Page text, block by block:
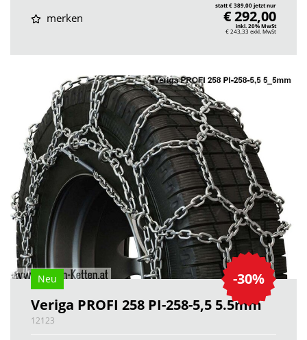
merken
statt € 389,00 jetzt nur
€ 292,00
inkl. 20% MwSt
€ 243,33 exkl. MwSt
-30%
Neu
Veriga PROFI 258 PI-258-5,5 5.5mm
12123